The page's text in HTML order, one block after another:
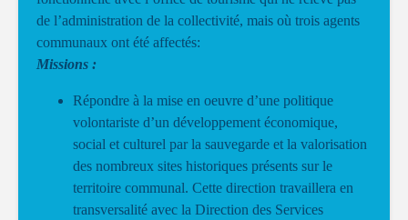
de l’administration de la collectivité, mais où trois agents
communaux ont été affectés:
Missions :
Répondre à la mise en oeuvre d’une politique
volontariste d’un développement économique,
social et culturel par la sauvegarde et la valorisation
des nombreux sites historiques présents sur le
territoire communal. Cette direction travaillera en
transversalité avec la Direction des Services